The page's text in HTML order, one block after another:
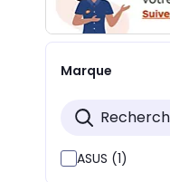
Marque
ASUS (1)